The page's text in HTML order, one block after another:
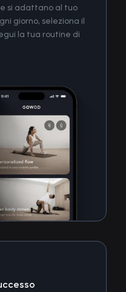
si adattano al tuo
giorno, seleziona il
la tua routine di